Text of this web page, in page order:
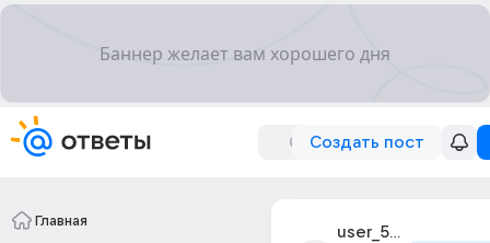
Создать пост
Главная
user_58513433